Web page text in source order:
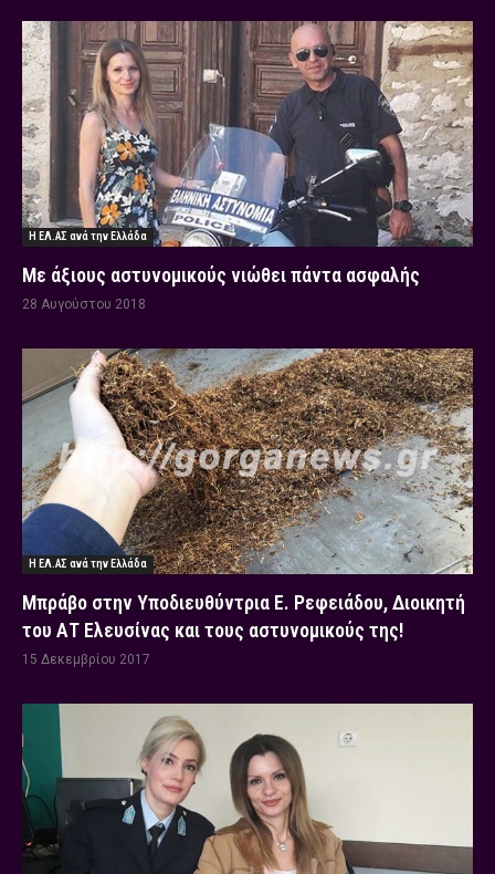
Η ΕΛ.ΑΣ ανά την Ελλάδα
Με άξιους αστυνομικούς νιώθει πάντα ασφαλής
28 Αυγούστου 2018
Η ΕΛ.ΑΣ ανά την Ελλάδα
Μπράβο στην Υποδιευθύντρια Ε. Ρεφειάδου, Διοικητή
του ΑΤ Ελευσίνας και τους αστυνομικούς της!
15 Δεκεμβρίου 2017